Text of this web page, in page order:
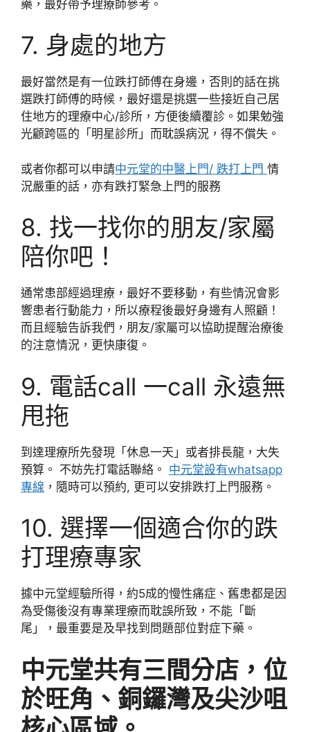
藥，最好帶予理療師參考。
7. 身處的地方
最好當然是有一位跌打師傅在身邊，否則的話在挑
選跌打師傅的時候，最好還是挑選一些接近自己居
住地方的理療中心/診所，方便後續覆診。如果勉強
光顧跨區的「明星診所」而耽誤病況，得不償失。
或者你都可以申請中元堂的中醫上門/ 跌打上門 情
況嚴重的話，亦有跌打緊急上門的服務
8. 找一找你的朋友/家屬
陪你吧！
通常患部經過理療，最好不要移動，有些情況會影
響患者行動能力，所以療程後最好身邊有人照顧！
而且經驗告訴我們，朋友/家屬可以協助提醒治療後
的注意情況，更快康復。
9. 電話call 一call 永遠無
甩拖
到達理療所先發現「休息一天」或者排長龍，大失
預算。 不妨先打電話聯絡。 中元堂設有whatsapp
專線 ，隨時可以預約, 更可以安排跌打上門服務。
10. 選擇一個適合你的跌
打理療專家
據中元堂經驗所得，約5成的慢性痛症、舊患都是因
為受傷後沒有專業理療而耽誤所致，不能「斷
尾」，最重要是及早找到問題部位對症下藥。
中元堂共有三間分店，位
於旺角、銅鑼灣及尖沙咀